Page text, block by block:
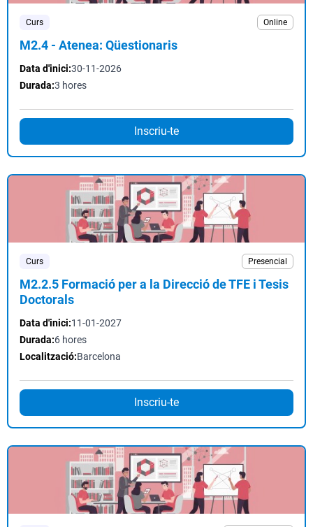
Curs Online
M2.4 - Atenea: Qüestionaris
Data d'inici:30-11-2026
Durada:3 hores
Inscriu-te
Curs Presencial
M2.2.5 Formació per a la Direcció de TFE i Tesis
Doctorals
Data d'inici:11-01-2027
Durada:6 hores
Localització:Barcelona
Inscriu-te